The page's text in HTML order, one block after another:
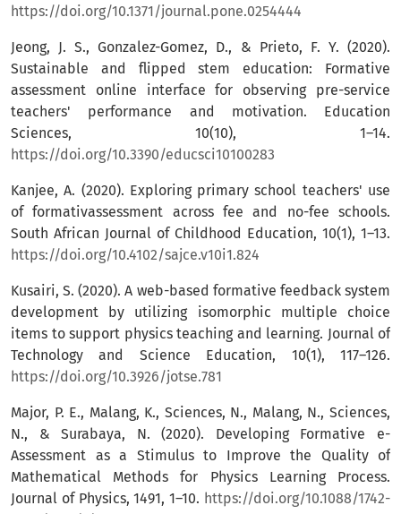
https://doi.org/10.1371/journal.pone.0254444
Jeong, J. S., Gonzalez-Gomez, D., & Prieto, F. Y. (2020).
Sustainable and flipped stem education: Formative
assessment online interface for observing pre-service
teachers' performance and motivation. Education
Sciences, 10(10), 1–14.
https://doi.org/10.3390/educsci10100283
Kanjee, A. (2020). Exploring primary school teachers' use
of formativassessment across fee and no-fee schools.
South African Journal of Childhood Education, 10(1), 1–13.
https://doi.org/10.4102/sajce.v10i1.824
Kusairi, S. (2020). A web-based formative feedback system
development by utilizing isomorphic multiple choice
items to support physics teaching and learning. Journal of
Technology and Science Education, 10(1), 117–126.
https://doi.org/10.3926/jotse.781
Major, P. E., Malang, K., Sciences, N., Malang, N., Sciences,
N., & Surabaya, N. (2020). Developing Formative e-
Assessment as a Stimulus to Improve the Quality of
Mathematical Methods for Physics Learning Process.
Journal of Physics, 1491, 1–10. https://doi.org/10.1088/1742-